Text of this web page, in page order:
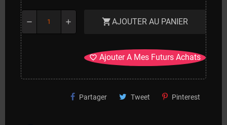
remove add shopping_cartAJOUTER AU PANIER
favorite_border Ajouter A Mes Futurs Achats
Partager Tweet Pinterest